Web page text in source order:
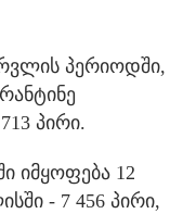
პერიოდში,
პირი.
იმყოფება 12
- 7 456 პირი,